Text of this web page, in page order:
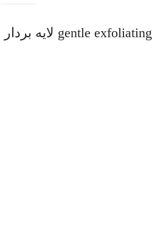
صابون داو Dove مدل gentle exfoliating لایه بردار